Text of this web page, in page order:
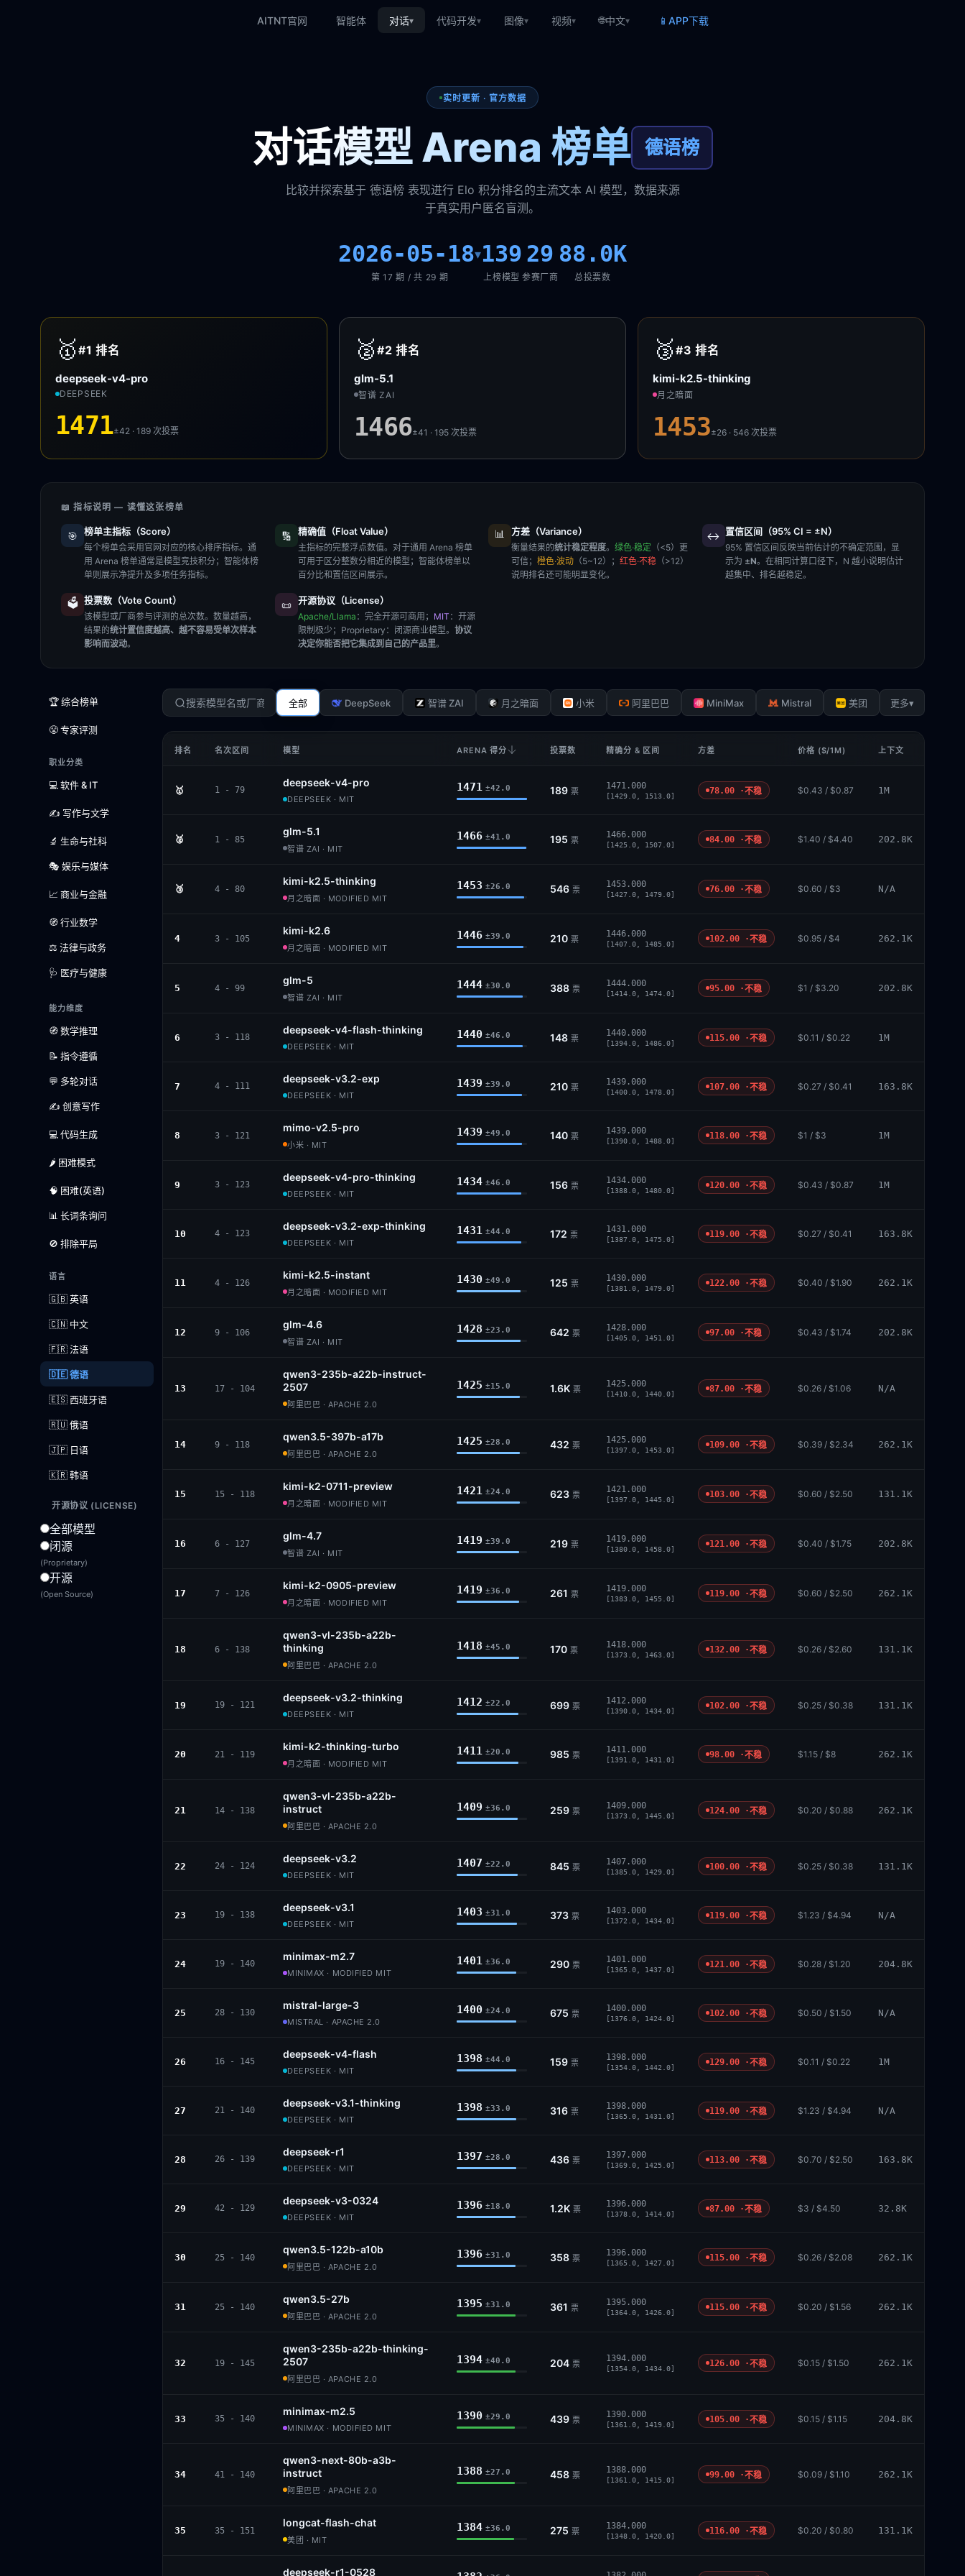
AITNT官网 智能体 对话▾ 代码开发▾ 图像▾ 视频▾ 🌐中文▾ 📱 APP下载
实时更新 · 官方数据
对话模型 Arena 榜单 德语榜
比较并探索基于 德语榜 表现进行 Elo 积分排名的主流文本 AI 模型，数据来源
于真实用户匿名盲测。
2026-05-18▾
第 17 期 / 共 29 期
139
上榜模型
29
参赛厂商
88.0K
总投票数
🥇 #1排名
deepseek-v4-pro
DEEPSEEK
1471±42 · 189次投票
🥈 #2排名
glm-5.1
智谱 ZAI
1466±41 · 195次投票
🥉 #3排名
kimi-k2.5-thinking
月之暗面
1453±26 · 546次投票
📖 指标说明 — 读懂这张榜单
🎯 榜单主指标（Score）
每个榜单会采用官网对应的核心排序指标。通
用 Arena 榜单通常是模型竞技积分；智能体榜
单则展示净提升及多项任务指标。
🔢 精确值（Float Value）
主指标的完整浮点数值。对于通用 Arena 榜单
可用于区分整数分相近的模型；智能体榜单以
百分比和置信区间展示。
📊 方差（Variance）
衡量结果的统计稳定程度。 绿色·稳定 （<5）更
可信； 橙色·波动 （5~12）； 红色·不稳 （>12）
说明排名还可能明显变化。
↔️ 置信区间（95% CI = ±N）
95% 置信区间反映当前估计的不确定范围，显
示为 ±N。在相同计算口径下，N 越小说明估计
越集中、排名越稳定。
🗳️ 投票数（Vote Count）
该模型或厂商参与评测的总次数。数量越高，
结果的统计置信度越高、越不容易受单次样本
影响而波动。
📜 开源协议（License）
Apache/Llama ：完全开源可商用； MIT ：开源
限制极少； Proprietary ：闭源商业模型。 协议
决定你能否把它集成到自己的产品里。
🏆 综合榜单
😤 专家评测
职业分类
💻 软件 & IT
✍️ 写作与文学
🔬 生命与社科
🎭 娱乐与媒体
📈 商业与金融
🧭 行业数学
⚖️ 法律与政务
🩺 医疗与健康
能力维度
🧭 数学推理
📝 指令遵循
💬 多轮对话
✍️ 创意写作
💻 代码生成
🌶️ 困难模式
🧠 困难(英语)
📊 长词条询问
🚫 排除平局
语言
🇬🇧 英语
🇨🇳 中文
🇫🇷 法语
🇩🇪 德语
🇪🇸 西班牙语
🇷🇺 俄语
🇯🇵 日语
🇰🇷 韩语
开源协议 (LICENSE)
全部模型
闭源
(Proprietary)
开源
(Open Source)
全部 DeepSeek 智谱 ZAI 月之暗面 小米 阿里巴巴 MiniMax Mistral 美团 更多▾
排名 名次区间 模型 ARENA 得分 投票数 精确分 & 区间 方差 价格 ($/1M) 上下文
🥇 1 - 79
deepseek-v4-pro
DEEPSEEK · MIT
1471 ±42.0 189 票
1471.000
[1429.0, 1513.0]
78.00 ·不稳 $0.43 / $0.87 1M
🥈 1 - 85
glm-5.1
智谱 ZAI · MIT
1466 ±41.0 195 票
1466.000
[1425.0, 1507.0]
84.00 ·不稳 $1.40 / $4.40 202.8K
🥉 4 - 80
kimi-k2.5-thinking
月之暗面 · MODIFIED MIT
1453 ±26.0 546 票
1453.000
[1427.0, 1479.0]
76.00 ·不稳 $0.60 / $3 N/A
4 3 - 105
kimi-k2.6
月之暗面 · MODIFIED MIT
1446 ±39.0 210 票
1446.000
[1407.0, 1485.0]
102.00 ·不稳 $0.95 / $4 262.1K
5 4 - 99
glm-5
智谱 ZAI · MIT
1444 ±30.0 388 票
1444.000
[1414.0, 1474.0]
95.00 ·不稳 $1 / $3.20 202.8K
6 3 - 118
deepseek-v4-flash-thinking
DEEPSEEK · MIT
1440 ±46.0 148 票
1440.000
[1394.0, 1486.0]
115.00 ·不稳 $0.11 / $0.22 1M
7 4 - 111
deepseek-v3.2-exp
DEEPSEEK · MIT
1439 ±39.0 210 票
1439.000
[1400.0, 1478.0]
107.00 ·不稳 $0.27 / $0.41 163.8K
8 3 - 121
mimo-v2.5-pro
小米 · MIT
1439 ±49.0 140 票
1439.000
[1390.0, 1488.0]
118.00 ·不稳 $1 / $3 1M
9 3 - 123
deepseek-v4-pro-thinking
DEEPSEEK · MIT
1434 ±46.0 156 票
1434.000
[1388.0, 1480.0]
120.00 ·不稳 $0.43 / $0.87 1M
10 4 - 123
deepseek-v3.2-exp-thinking
DEEPSEEK · MIT
1431 ±44.0 172 票
1431.000
[1387.0, 1475.0]
119.00 ·不稳 $0.27 / $0.41 163.8K
11 4 - 126
kimi-k2.5-instant
月之暗面 · MODIFIED MIT
1430 ±49.0 125 票
1430.000
[1381.0, 1479.0]
122.00 ·不稳 $0.40 / $1.90 262.1K
12 9 - 106
glm-4.6
智谱 ZAI · MIT
1428 ±23.0 642 票
1428.000
[1405.0, 1451.0]
97.00 ·不稳 $0.43 / $1.74 202.8K
13 17 - 104
qwen3-235b-a22b-instruct-
2507
阿里巴巴 · APACHE 2.0
1425 ±15.0 1.6K 票
1425.000
[1410.0, 1440.0]
87.00 ·不稳 $0.26 / $1.06 N/A
14 9 - 118
qwen3.5-397b-a17b
阿里巴巴 · APACHE 2.0
1425 ±28.0 432 票
1425.000
[1397.0, 1453.0]
109.00 ·不稳 $0.39 / $2.34 262.1K
15 15 - 118
kimi-k2-0711-preview
月之暗面 · MODIFIED MIT
1421 ±24.0 623 票
1421.000
[1397.0, 1445.0]
103.00 ·不稳 $0.60 / $2.50 131.1K
16 6 - 127
glm-4.7
智谱 ZAI · MIT
1419 ±39.0 219 票
1419.000
[1380.0, 1458.0]
121.00 ·不稳 $0.40 / $1.75 202.8K
17 7 - 126
kimi-k2-0905-preview
月之暗面 · MODIFIED MIT
1419 ±36.0 261 票
1419.000
[1383.0, 1455.0]
119.00 ·不稳 $0.60 / $2.50 262.1K
18 6 - 138
qwen3-vl-235b-a22b-
thinking
阿里巴巴 · APACHE 2.0
1418 ±45.0 170 票
1418.000
[1373.0, 1463.0]
132.00 ·不稳 $0.26 / $2.60 131.1K
19 19 - 121
deepseek-v3.2-thinking
DEEPSEEK · MIT
1412 ±22.0 699 票
1412.000
[1390.0, 1434.0]
102.00 ·不稳 $0.25 / $0.38 131.1K
20 21 - 119
kimi-k2-thinking-turbo
月之暗面 · MODIFIED MIT
1411 ±20.0 985 票
1411.000
[1391.0, 1431.0]
98.00 ·不稳 $1.15 / $8 262.1K
21 14 - 138
qwen3-vl-235b-a22b-
instruct
阿里巴巴 · APACHE 2.0
1409 ±36.0 259 票
1409.000
[1373.0, 1445.0]
124.00 ·不稳 $0.20 / $0.88 262.1K
22 24 - 124
deepseek-v3.2
DEEPSEEK · MIT
1407 ±22.0 845 票
1407.000
[1385.0, 1429.0]
100.00 ·不稳 $0.25 / $0.38 131.1K
23 19 - 138
deepseek-v3.1
DEEPSEEK · MIT
1403 ±31.0 373 票
1403.000
[1372.0, 1434.0]
119.00 ·不稳 $1.23 / $4.94 N/A
24 19 - 140
minimax-m2.7
MINIMAX · MODIFIED MIT
1401 ±36.0 290 票
1401.000
[1365.0, 1437.0]
121.00 ·不稳 $0.28 / $1.20 204.8K
25 28 - 130
mistral-large-3
MISTRAL · APACHE 2.0
1400 ±24.0 675 票
1400.000
[1376.0, 1424.0]
102.00 ·不稳 $0.50 / $1.50 N/A
26 16 - 145
deepseek-v4-flash
DEEPSEEK · MIT
1398 ±44.0 159 票
1398.000
[1354.0, 1442.0]
129.00 ·不稳 $0.11 / $0.22 1M
27 21 - 140
deepseek-v3.1-thinking
DEEPSEEK · MIT
1398 ±33.0 316 票
1398.000
[1365.0, 1431.0]
119.00 ·不稳 $1.23 / $4.94 N/A
28 26 - 139
deepseek-r1
DEEPSEEK · MIT
1397 ±28.0 436 票
1397.000
[1369.0, 1425.0]
113.00 ·不稳 $0.70 / $2.50 163.8K
29 42 - 129
deepseek-v3-0324
DEEPSEEK · MIT
1396 ±18.0 1.2K 票
1396.000
[1378.0, 1414.0]
87.00 ·不稳 $3 / $4.50 32.8K
30 25 - 140
qwen3.5-122b-a10b
阿里巴巴 · APACHE 2.0
1396 ±31.0 358 票
1396.000
[1365.0, 1427.0]
115.00 ·不稳 $0.26 / $2.08 262.1K
31 25 - 140
qwen3.5-27b
阿里巴巴 · APACHE 2.0
1395 ±31.0 361 票
1395.000
[1364.0, 1426.0]
115.00 ·不稳 $0.20 / $1.56 262.1K
32 19 - 145
qwen3-235b-a22b-thinking-
2507
阿里巴巴 · APACHE 2.0
1394 ±40.0 204 票
1394.000
[1354.0, 1434.0]
126.00 ·不稳 $0.15 / $1.50 262.1K
33 35 - 140
minimax-m2.5
MINIMAX · MODIFIED MIT
1390 ±29.0 439 票
1390.000
[1361.0, 1419.0]
105.00 ·不稳 $0.15 / $1.15 204.8K
34 41 - 140
qwen3-next-80b-a3b-
instruct
阿里巴巴 · APACHE 2.0
1388 ±27.0 458 票
1388.000
[1361.0, 1415.0]
99.00 ·不稳 $0.09 / $1.10 262.1K
35 35 - 151
longcat-flash-chat
美团 · MIT
1384 ±36.0 275 票
1384.000
[1348.0, 1420.0]
116.00 ·不稳 $0.20 / $0.80 131.1K
deepseek-r1-0528